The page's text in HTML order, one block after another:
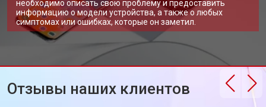
необходимо описать свою проблему и предоставить
информацию о модели устройства, а также о любых
симптомах или ошибках, которые он заметил.
Отзывы наших клиентов